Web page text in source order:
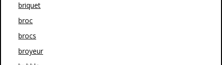
briquet
broc
brocs
broyeur